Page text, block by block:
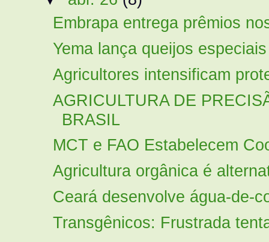
Embrapa entrega prêmios
Yema lança queijos especiais
Agricultores intensificam
AGRICULTURA DE
BRASIL
MCT e FAO Estabelecem
Agricultura orgânica é
Ceará desenvolve água-de-
Transgênicos: Frustrada